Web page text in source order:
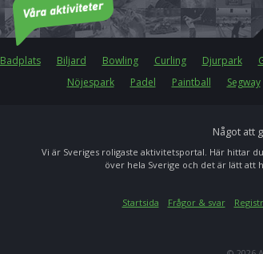
Badplats Biljard Bowling Curling Djurpark
Nöjespark
Padel Paintball Segway
Något att
Vi är Sveriges roligaste aktivitetsportal. Här hittar
över hela Sverige och det är lätt att
Startsida Frågor & svar